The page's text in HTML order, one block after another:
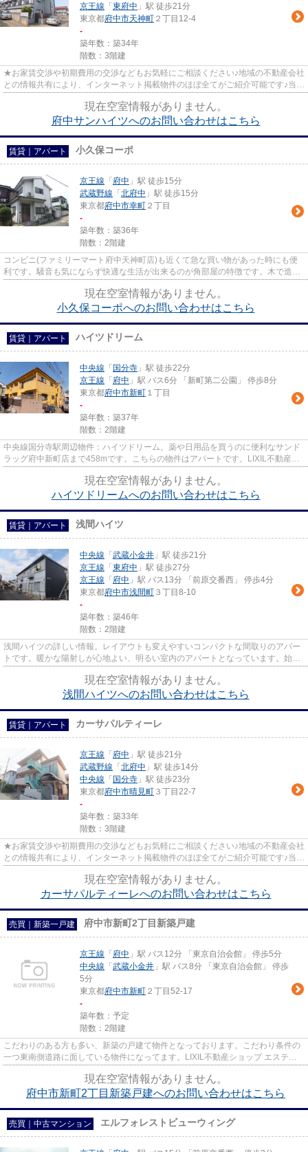
京王線 「 東府中 」駅 徒歩21分
東京都府中市天神町 ２丁目12-4
-
築年数：築34年
階数：3階建
★お家賃交渉や初期費用の交渉などもお気軽にご相談ください♪地域の不動産会社
との情報共有により、インターネット掲載物件のほぼ全てがご紹介可能です♪当店
現在空室情報がありません。
府中サンハイツへのお問い合わせはこちら
賃貸｜アパート 小久保コーポ
京王線 「 府中 」駅 徒歩15分
武蔵野線 「 北府中 」駅 徒歩15分
東京都府中市幸町 ２丁目
-
築年数：築36年
階数：2階建
コンビニ(ファミリーマート府中天神町店)も近くて急な買い物があった時にも便
利です。騒音も気にならず快適な生活が出来るのが角部屋の特徴です。木で造ら
現在空室情報がありません。
小久保コーポへのお問い合わせはこちら
賃貸｜アパート ハイツドリーム
中央線 「 国分寺 」駅 徒歩22分
京王線 「 府中 」駅 バス6分 「新町第二公園」 停歩8分
東京都府中市新町 １丁目
-
築年数：築37年
階数：2階建
中央線国分寺駅周辺物件：ハイツドリーム。薬や日用品を買うのに便利なサンド
ラッグ府中新町店まで458mです。こちらの物件はアパートです。LIXIL不動産シ
現在空室情報がありません。
ハイツドリームへのお問い合わせはこちら
賃貸｜アパート 浅間ハイツ
中央線 「 武蔵小金井 」駅 徒歩21分
京王線 「 東府中 」駅 徒歩27分
京王線 「 府中 」駅 バス13分 「前原交番西」 停歩4分
東京都府中市浅間町 ３丁目8-10
-
築年数：築46年
階数：2階建
浅間ハイツの詳しい情報。レイアウトも変えやすいコンパクトな間取りのアパー
トです。暖かな陽射しが心地よい、明るい室内のアパートとなっています。始発
現在空室情報がありません。
浅間ハイツへのお問い合わせはこちら
賃貸｜アパート カーサパルティーレ
京王線 「 府中 」駅 徒歩21分
武蔵野線 「 北府中 」駅 徒歩14分
中央線 「 国分寺 」駅 徒歩23分
東京都府中市晴見町 ３丁目22-7
-
築年数：築33年
階数：3階建
★お家賃交渉や初期費用の交渉などもお気軽にご相談ください♪地域の不動産会社
との情報共有により、インターネット掲載物件のほぼ全てがご紹介可能です♪当店
現在空室情報がありません。
カーサパルティーレへのお問い合わせはこちら
売買｜新築一戸建 府中市新町2丁目新築戸建
京王線 「 府中 」駅 バス12分 「東京自治会館」 停歩5分
中央線 「 武蔵小金井 」駅 バス8分 「東京自治会館」 停歩
5分
東京都府中市新町 ２丁目52-17
-
築年数：予定
階数：2階建
こだわりのある方も多い、新築の戸建て物件となっております。こだわり条件の
一つ東南側道路に面している物件になってます。LIXIL不動産ショップ エステー
現在空室情報がありません。
府中市新町2丁目新築戸建へのお問い合わせはこちら
売買｜中古マンション エルフォレストビューウィング